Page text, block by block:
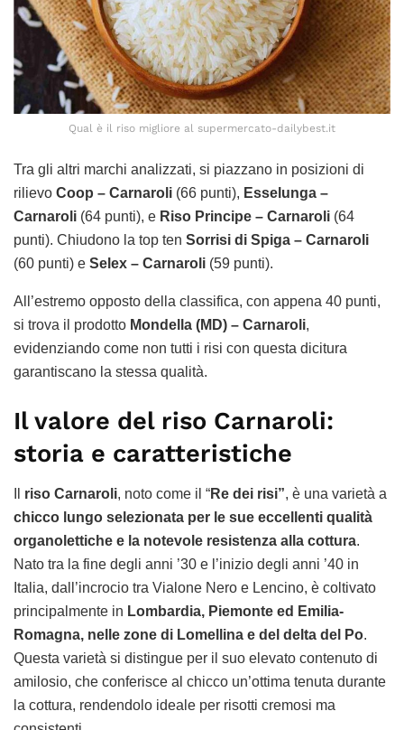
Qual è il riso migliore al supermercato-dailybest.it
Tra gli altri marchi analizzati, si piazzano in posizioni di
rilievo Coop – Carnaroli (66 punti), Esselunga –
Carnaroli (64 punti), e Riso Principe – Carnaroli (64
punti). Chiudono la top ten Sorrisi di Spiga – Carnaroli
(60 punti) e Selex – Carnaroli (59 punti).
All’estremo opposto della classifica, con appena 40 punti,
si trova il prodotto Mondella (MD) – Carnaroli,
evidenziando come non tutti i risi con questa dicitura
garantiscano la stessa qualità.
Il valore del riso Carnaroli:
storia e caratteristiche
riso Carnaroli, noto come il “Re dei risi”, è una varietà a
chicco lungo selezionata per le sue eccellenti qualità
organolettiche e la notevole resistenza alla cottura.
Nato tra la fine degli anni ’30 e l’inizio degli anni ’40 in
Italia, dall’incrocio tra Vialone Nero e Lencino, è coltivato
principalmente in Lombardia, Piemonte ed Emilia-
Romagna, nelle zone di Lomellina e del delta del Po.
Questa varietà si distingue per il suo elevato contenuto di
amilosio, che conferisce al chicco un’ottima tenuta durante
la cottura, rendendolo ideale per risotti cremosi ma